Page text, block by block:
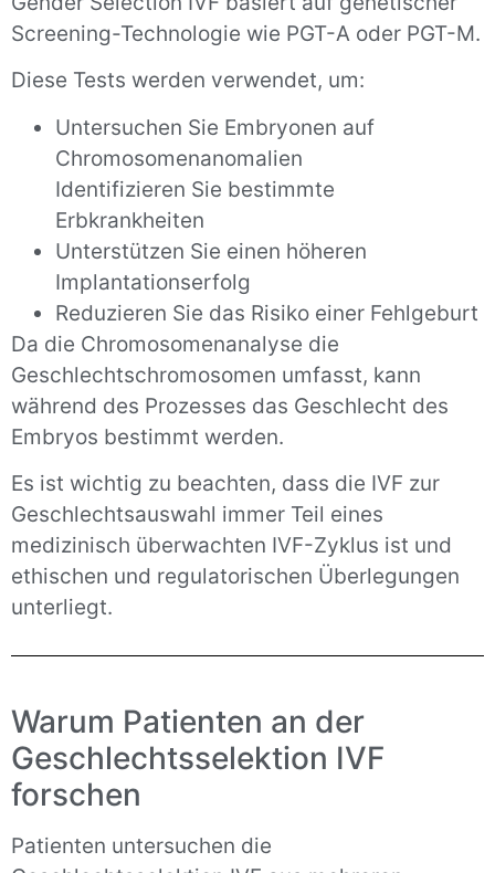
Screening-Technologie wie PGT-A oder PGT-M.
Diese Tests werden verwendet, um:
Untersuchen Sie Embryonen auf
Chromosomenanomalien
Identifizieren Sie bestimmte
Erbkrankheiten
Unterstützen Sie einen höheren
Implantationserfolg
Reduzieren Sie das Risiko einer Fehlgeburt
Da die Chromosomenanalyse die
Geschlechtschromosomen umfasst, kann
während des Prozesses das Geschlecht des
Embryos bestimmt werden.
Es ist wichtig zu beachten, dass die IVF zur
Geschlechtsauswahl immer Teil eines
medizinisch überwachten IVF-Zyklus ist und
ethischen und regulatorischen Überlegungen
unterliegt.
Warum Patienten an der
Geschlechtsselektion IVF
forschen
Patienten untersuchen die